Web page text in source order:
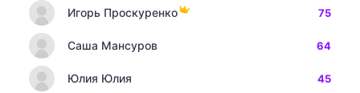
Игорь Проскуренко 75
Саша Мансуров 64
Юлия Юлия 45